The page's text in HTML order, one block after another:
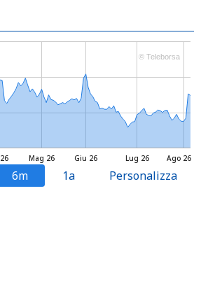
Mag 26 Lug 26
Giu 26 Ago 26
© Teleborsa
6m 1a Personalizza